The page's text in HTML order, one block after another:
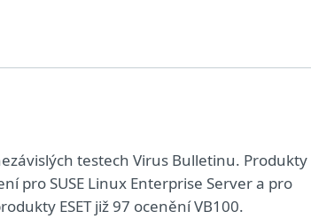
testech Virus Bulletinu. Produkty
pro SUSE Linux Enterprise Server a pro
ESET již 97 ocenění VB100.